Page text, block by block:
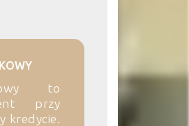
to
przy
kredycie.